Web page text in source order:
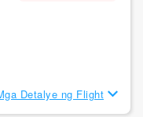
Detalye ng Flight